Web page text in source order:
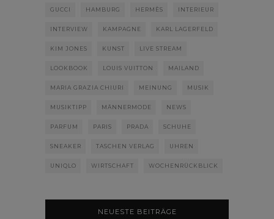
GUCCI HAMBURG HERMÈS INTERIEUR
INTERVIEW KAMPAGNE KARL LAGERFELD
KIM JONES KUNST LIVE STREAM
LOOKBOOK LOUIS VUITTON MAILAND
MARIA GRAZIA CHIURI MEINUNG MUSIK
MUSIKTIPP MÄNNERMODE NEWS
PARFUM PARIS PRADA SCHUHE
SNEAKER TASCHEN VERLAG UHREN
UNIQLO WIRTSCHAFT WOCHENRÜCKBLICK
NEUESTE BEITRÄGE